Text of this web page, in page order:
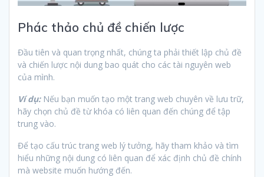
Phác thảo chủ đề chiến lược
Đầu tiên và quan trọng nhất, chúng ta phải thiết lập chủ đề
và chiến lược nội dung bao quát cho các tài nguyên web
của mình.
Ví dụ:Nếu bạn muốn tạo một trang web chuyên về lưu trữ,
hãy chọn chủ đề từ khóa có liên quan đến chúng để tập
trung vào.
Để tạo cấu trúc trang web lý tưởng, hãy tham khảo và tìm
hiểu những nội dung có liên quan để xác định chủ đề chính
mà website muốn hướng đến.